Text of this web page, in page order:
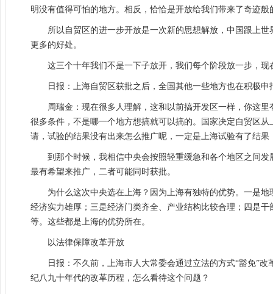
明没有值得可怕的地方。相反，恰恰是开放给我们带来了奇迹
所以自贸区的进一步开放是一次新的思想解放，中国跟上
更多的好处。
这三个十年我们不是一下子放开，我们每个阶段放一步，
日报：上海自贸区获批之后，全国其他一些地方也在积极
周瑞金：现在很多人理解，这和以前搞开发区一样，你这
很多条件，不是哪一个地方想搞就可以搞的。国家决定自贸区
请，试验的结果没有出来怎么推广呢，一定是上海试验有了结
到那个时候，我相信中央会按照轻重缓急和各个地区之间
最有希望来推广，二者可能同时获批。
为什么这次中央选在上海？因为上海有独特的优势。一是
经济实力雄厚；三是经济门类齐全、产业结构比较合理；四是
等。这些都是上海的优势所在。
以法律保障改革开放
日报：不久前，上海市人大常委会通过立法的方式“豁免”
纪八九十年代的改革历程，怎么看待这个问题？